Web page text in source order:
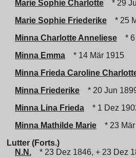
Marie Sophie Charlotte
* 29
Marie Sophie Friederike
* 25
Minna Charlotte Anneliese
*
Minna Emma
* 14 Mär 1915
Minna Frieda Caroline
Minna Friederike
* 20 Jun
Minna Lina Frieda
* 1 Dez
Minna Mathilde Marie
* 23
Lutter (Forts.)
N.N.
* 23 Dez 1846, + 23 Dez